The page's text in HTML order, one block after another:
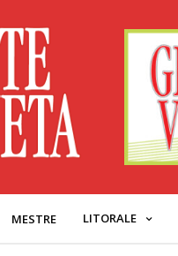
MESTRE LITORALE